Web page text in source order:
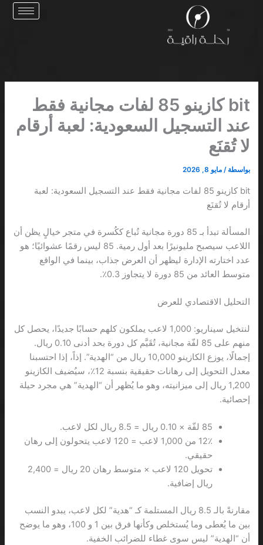
bit كازينو 85 لفات مجانية فقط
عند التسجيل السعودية: لعبة أرقام
لا تُقنَع
بواسطة /مايو 8, 2026
bit كازينو 85 لفات مجانية فقط عند التسجيل السعودية: لعبة
أرقام لا تُقنَع
المسألة تبدأ بـ 85 دورة مجانية تُباع ككُسرة في متجر خيالٍ يظن أن
اللاعب سيصبح مليونيرًا بعد أول رمية. 85 ليس رقمًا عشوائيًا؛ هو
عدد اختارته الإدارة ليظهر أن العرض جذاب، بينما في الواقع
متوسط العائد من 85 دورة لا يتجاوز 0.3٪.
التحليل الاقتصادي للعرض
لنتخيل سيناريو: 1,000 لاعب يملكون كلهم حسابًا جديدًا، يحصل كل
منهم على 85 لفّة مجانية، تُقَيَّم كل دورة بحد أدنى 0.10 ريال.
إجمالًا، يوزع الكازينو 10,000 ريال من “الهدية”. إذاً، إذا احتسبنا
معدل التحويل إلى رهانات حقيقية بنسبة 12٪، سيُضيف الكازينو
1,200 ريال إلى ميزانيته، وهو ما يُظهر أن “الهدية” هي مجرد حيلة
إحصائية.
85 لفّة × 0.10 ريال = 8.5 ريال لكل لاعب.
12٪ من 1,000 لاعب = 120 لاعب يتحولون إلى رهان
حقيقي.
تحويل 120 لاعب × متوسط رهان 20 ريال = 2,400
ريال إضافية.
مقارنةً بالـ 8.5 ريال المستلمة كـ “هدية” لكل لاعب، يبدو النسب
بين ما يُعطى وما يُستخلص وكأنها فرق بين 1 و 100، وهو ما يوضح
أن “الهدية” ليس سوى غطاء للضرائب الخفية.